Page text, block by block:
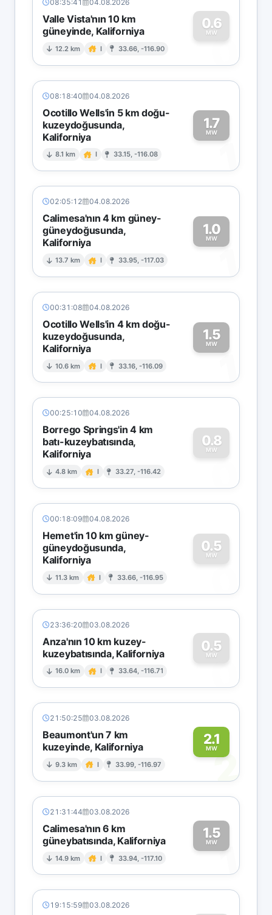
08:35:41 04.08.2026
Valle Vista'nın 10 km
güneyinde, Kaliforniya
12.2 km I 33.66, -116.90
0.6
MW
0
08:18:40 04.08.2026
Ocotillo Wells'in 5 km doğu-
kuzeydoğusunda,
Kaliforniya
8.1 km I 33.15, -116.08
1.7
MW
1
02:05:12 04.08.2026
Calimesa'nın 4 km güney-
güneydoğusunda,
Kaliforniya
13.7 km I 33.95, -117.03
1.0
MW
1
00:31:08 04.08.2026
Ocotillo Wells'in 4 km doğu-
kuzeydoğusunda,
Kaliforniya
10.6 km I 33.16, -116.09
1.5
MW
1
00:25:10 04.08.2026
Borrego Springs'in 4 km
batı-kuzeybatısında,
Kaliforniya
4.8 km I 33.27, -116.42
0.8
MW
0
00:18:09 04.08.2026
Hemet'in 10 km güney-
güneydoğusunda,
Kaliforniya
11.3 km I 33.66, -116.95
0.5
MW
0
23:36:20 03.08.2026
Anza'nın 10 km kuzey-
kuzeybatısında, Kaliforniya
16.0 km I 33.64, -116.71
0.5
MW
0
21:50:25 03.08.2026
Beaumont'un 7 km
kuzeyinde, Kaliforniya
9.3 km I 33.99, -116.97
2.1
MW
2
21:31:44 03.08.2026
Calimesa'nın 6 km
güneybatısında, Kaliforniya
14.9 km I 33.94, -117.10
1.5
MW1
19:15:59 03.08.2026